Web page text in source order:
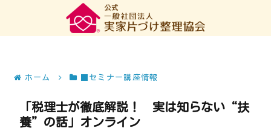
ホーム ■セミナー講座情報
「税理士が徹底解説！ 実は知らない“扶
養”の話」オンライン